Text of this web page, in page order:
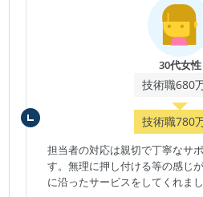
30代女性
技術職680
技術職780
担当者の対応は親切で丁寧なサ
す。無理に押し付ける等の感じ
に沿ったサービスをしてくれまし